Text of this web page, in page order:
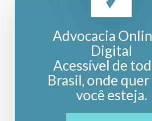
Advocacia
Digital
Acessível de
Brasil, onde
você esteja.